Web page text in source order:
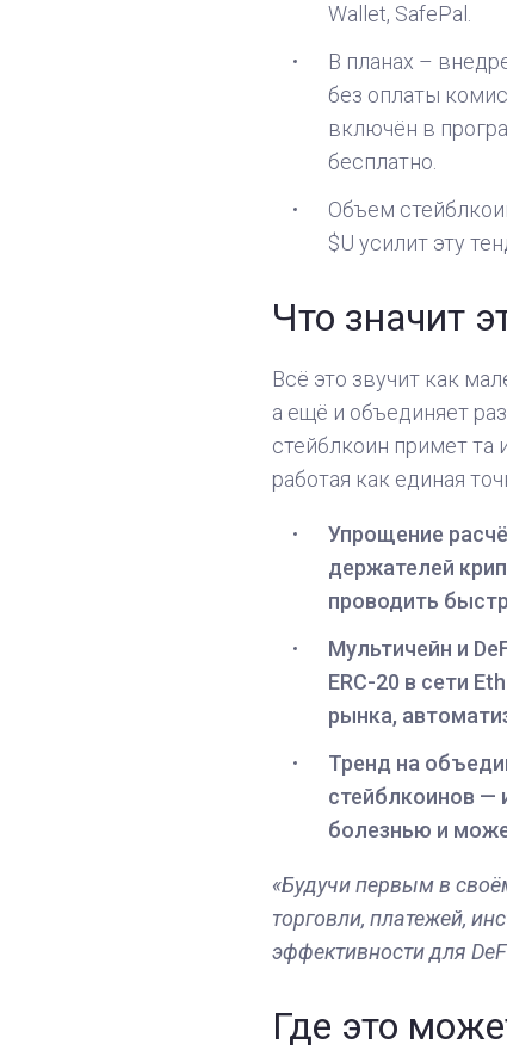
Wallet, SafePal.
В планах –
без оплаты
включён в
бесплатно.
Объем
$U усилит эту
Что значит
Всё это звучит как
а ещё и объединяет
стейблкоин примет та
работая как единая
Упрощение
держателей
проводить
Мультичейн и
ERC-20 в сети
рынка,
Тренд на
стейблкоинов —
болезнью и
«Будучи первым в
торговли, платежей,
эффективности для
Где это